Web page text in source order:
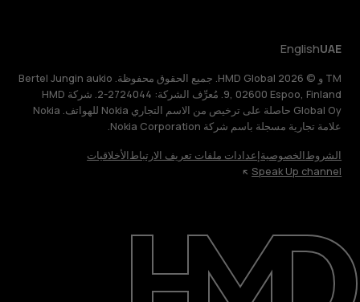
حول
الدعم
UAE
English
TM و © 2026 HMD Global. جميع الحقوق محفوظة. Bertel Jungin aukio
9, 02600 Espoo, Finland. مُعرِّف الشركة: 2724044-2. شركة HMD
Global Oy حاصلة على ترخيص من الاسم التجاري Nokia للهواتف. Nokia
علامة تجارية مسجلة باسم شركة Nokia Corporation.
الشروطالخصوصيةإعدادات ملفات تعريف الارتباطالأخلاقيات
Speak Up channel